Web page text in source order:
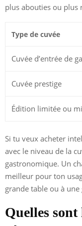
plus abouties ou plus
Type de cuvée
Cuvée d’entrée de
Cuvée prestige
Édition limitée ou
Si tu veux acheter
avec le niveau de la
gastronomique. Un
meilleur pour ton
grande table ou à
Quelles